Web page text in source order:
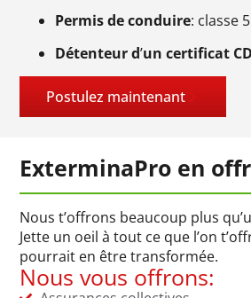
Permis de conduire: classe
Détenteur d’un certificat
Postulez maintenant
ExterminaPro en
Nous t’offrons beaucoup plus
Jette un oeil à tout ce que l’on
pourrait en être transformée.
Nous vous offrons: